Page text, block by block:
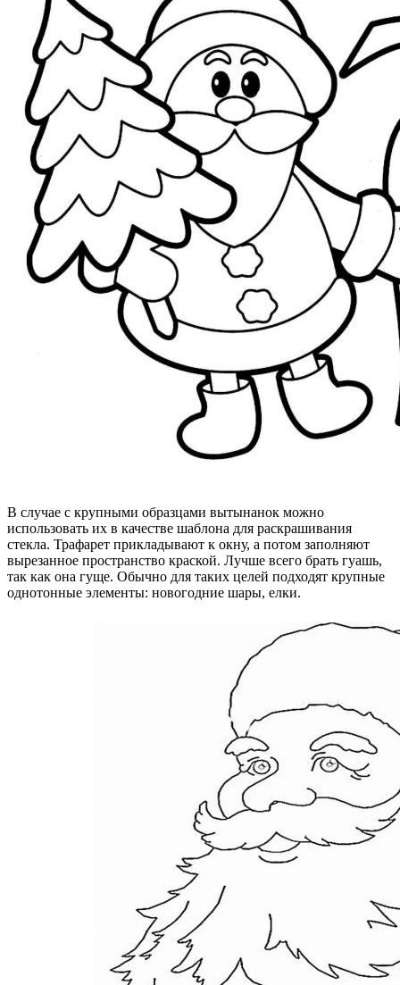
В случае с крупными образцами вытынанок можно
использовать их в качестве шаблона для раскрашивания
стекла. Трафарет прикладывают к окну, а потом заполняют
вырезанное пространство краской. Лучше всего брать гуашь,
так как она гуще. Обычно для таких целей подходят крупные
однотонные элементы: новогодние шары, елки.